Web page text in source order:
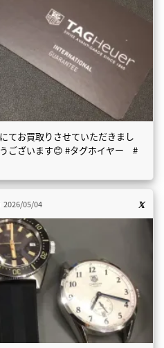
お買取りさせていただきまし
ございます😊 #タグホイヤー #
2026/05/04